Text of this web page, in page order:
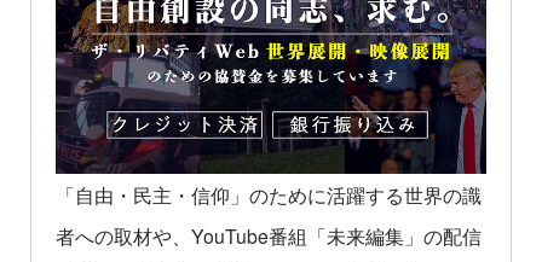
「自由・民主・信仰」のために活躍する世界の識
者への取材や、YouTube番組「未来編集」の配信